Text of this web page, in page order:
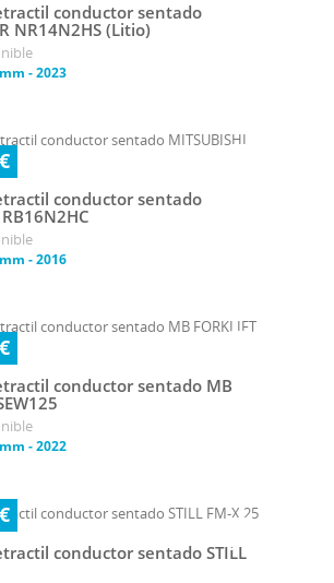
conductor sentado
NR14N2HS (Litio)
-2023
conductor sentado
-2016
conductor sentado MB
-2022
conductor sentado STILL